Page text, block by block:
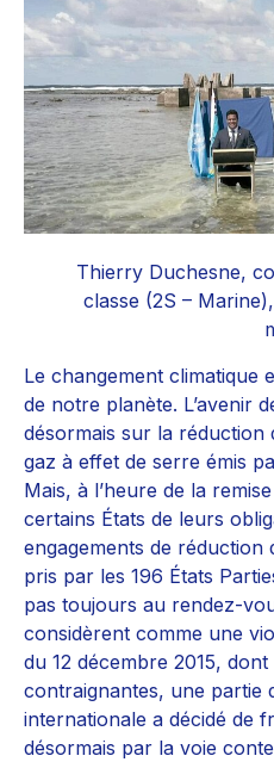
Thierry Duchesne,
classe (2S –
Le changement climatique
de notre planète. L’avenir
désormais sur la réduction
gaz à effet de serre émis
Mais, à l’heure de la
certains États de leurs
engagements de réduction
pris par les 196 États
pas toujours au rendez-
considèrent comme une
du 12 décembre 2015,
contraignantes, une partie
internationale a décidé de
désormais par la voie